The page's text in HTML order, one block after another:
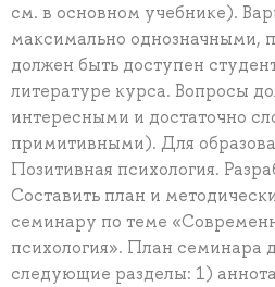
см. в основном учебнике).
максимально однозначными,
должен быть доступен
литературе курса. Вопросы
интересными и достаточно
примитивными). Для
Позитивная психология.
Составить план и
семинару по теме
психология». План семинара
следующие разделы: 1)